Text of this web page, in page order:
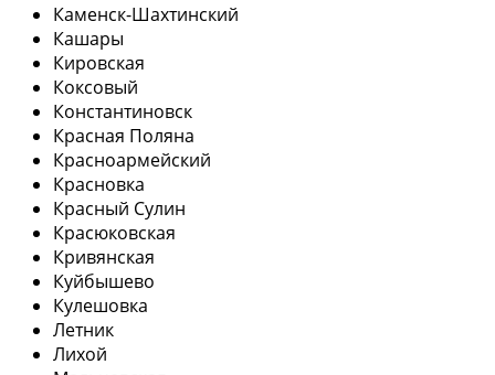
Каменск-Шахтинский
Кашары
Кировская
Коксовый
Константиновск
Красная Поляна
Красноармейский
Красновка
Красный Сулин
Красюковская
Кривянская
Куйбышево
Кулешовка
Летник
Лихой